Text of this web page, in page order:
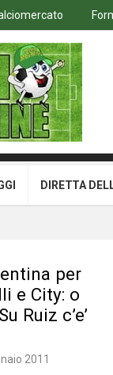
DIRETTA
per
e City: o
Ruiz c’e’
2011